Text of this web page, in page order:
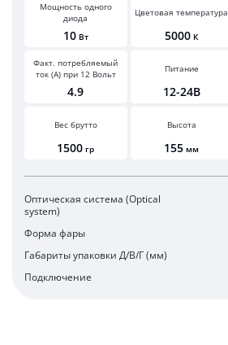
Мощность одного
диода
10 Вт
Цветовая температура
5000 К
Факт. потребляемый
ток (А) при 12 Вольт
4.9
Питание
12-24В
Вес брутто
1500 гр
Высота
155 мм
Оптическая система (Optical
system)
Форма фары
Габариты упаковки Д/В/Г (мм)
Подключение